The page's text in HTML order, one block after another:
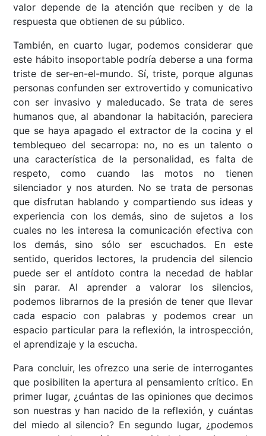
valor depende de la atención que reciben y de la
respuesta que obtienen de su público.
También, en cuarto lugar, podemos considerar que
este hábito insoportable podría deberse a una forma
triste de ser-en-el-mundo. Sí, triste, porque algunas
personas confunden ser extrovertido y comunicativo
con ser invasivo y maleducado. Se trata de seres
humanos que, al abandonar la habitación, pareciera
que se haya apagado el extractor de la cocina y el
temblequeo del secarropa: no, no es un talento o
una característica de la personalidad, es falta de
respeto, como cuando las motos no tienen
silenciador y nos aturden. No se trata de personas
que disfrutan hablando y compartiendo sus ideas y
experiencia con los demás, sino de sujetos a los
cuales no les interesa la comunicación efectiva con
los demás, sino sólo ser escuchados. En este
sentido, queridos lectores, la prudencia del silencio
puede ser el antídoto contra la necedad de hablar
sin parar. Al aprender a valorar los silencios,
podemos librarnos de la presión de tener que llevar
cada espacio con palabras y podemos crear un
espacio particular para la reflexión, la introspección,
el aprendizaje y la escucha.
Para concluir, les ofrezco una serie de interrogantes
que posibiliten la apertura al pensamiento crítico. En
primer lugar, ¿cuántas de las opiniones que decimos
son nuestras y han nacido de la reflexión, y cuántas
del miedo al silencio? En segundo lugar, ¿podemos